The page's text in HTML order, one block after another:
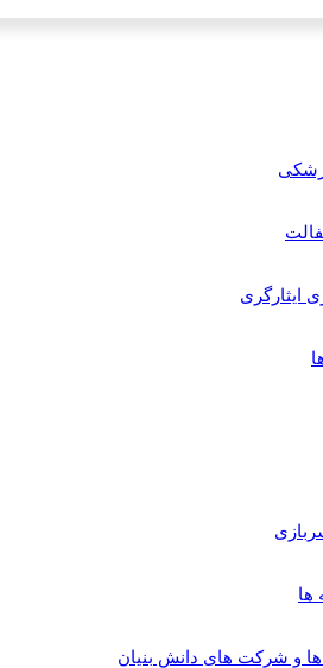
شرکت های دانش بنیان